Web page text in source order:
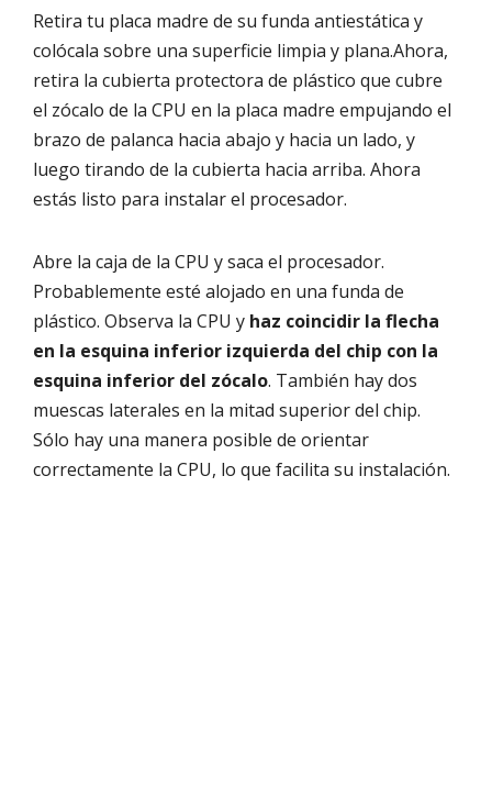
Retira tu placa madre de su funda antiestática y
colócala sobre una superficie limpia y plana.Ahora,
retira la cubierta protectora de plástico que cubre
el zócalo de la CPU en la placa madre empujando el
brazo de palanca hacia abajo y hacia un lado, y
luego tirando de la cubierta hacia arriba. Ahora
estás listo para instalar el procesador.
Abre la caja de la CPU y saca el procesador.
Probablemente esté alojado en una funda de
plástico. Observa la CPU y haz coincidir la flecha
en la esquina inferior izquierda del chip con la
esquina inferior del zócalo. También hay dos
muescas laterales en la mitad superior del chip.
Sólo hay una manera posible de orientar
correctamente la CPU, lo que facilita su instalación.